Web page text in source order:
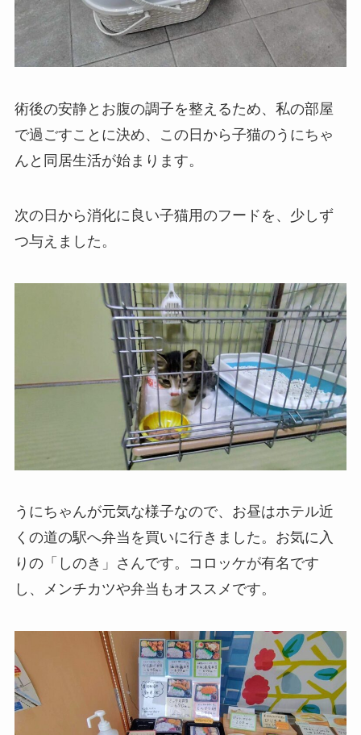
術後の安静とお腹の調子を整えるため、私の部屋
で過ごすことに決め、この日から子猫のうにちゃ
んと同居生活が始まります。
次の日から消化に良い子猫用のフードを、少しず
つ与えました。
うにちゃんが元気な様子なので、お昼はホテル近
くの道の駅へ弁当を買いに行きました。お気に入
りの「しのき」さんです。コロッケが有名です
し、メンチカツや弁当もオススメです。